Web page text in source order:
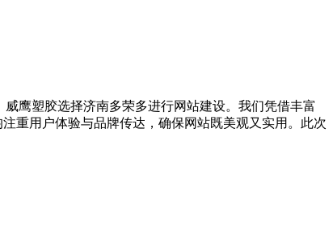
鹰塑胶选择济南多荣多进行网站建设。我们凭借丰富
重用户体验与品牌传达，确保网站既美观又实用。此次